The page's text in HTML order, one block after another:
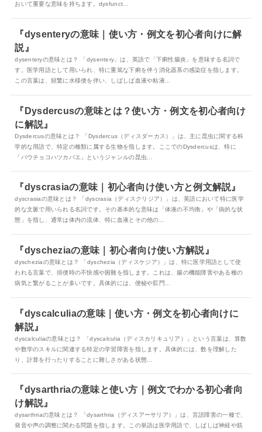
おいて重要な意味を持ちます。dysfunct...
『dysenteryの意味｜使い方・例文を初心者向けに解
説』
dysenteryの意味とは？ 「dysentery」は、英語で「下痢性腸炎」を意味する名詞で
す。医学用語として用いられ、特に重篤な下痢を伴う消化器系の感染症を指します。
この言葉は、頻繁に水様便を伴い、しばしば血液や粘液...
『Dysdercusの意味とは？使い方・例文を初心者向け
に解説』
Dysdercusの意味とは？ 「Dysdercus（ディスダーカス）」は、主に昆虫に関する科
学的な用語で、特定の種類に属する生物を指します。ここでのDysdercusは、特に
「バウチョコハツカバエ」というジャンルの昆虫...
『dyscrasiaの意味｜初心者向け使い方と例文解説』
dyscrasiaの意味とは？ 「dyscrasia（ディスクリジア）」は、英語において特に医学
的な文脈で用いられる名詞です。その基本的な意味は「体液の不均衡」や「病的な状
態」を指し、通常は体内の流体、特に血液とその他の...
『dyscheziaの意味｜初心者向け使い方解説』
dyscheziaの意味とは？ 「dyschezia（ディスケジア）」は、特に医学用語として使
われる言葉で、排便時の不快感や困難を指します。これは、腸の機能障害やある種の
病気と繋がることが多いです。具体的には、便秘や肛門...
『dyscalculiaの意味｜使い方・例文を初心者向けに
解説』
dyscalculiaの意味とは？ 「dyscalculia（ディスカリキュリア）」という言葉は、算数
や数学のスキルに関連する特定の学習障害を指します。具体的には、数を理解した
り、計算を行ったりすることに難しさがある状態...
『dysarthriaの意味と使い方｜例文でわかる初心者向
け解説』
dysarthriaの意味とは？ 「dysarthria（ディスアーサリア）」は、言語障害の一種で、
発音や声の調整に関わる問題を指します。この単語は医学用語で、しばしば神経や筋